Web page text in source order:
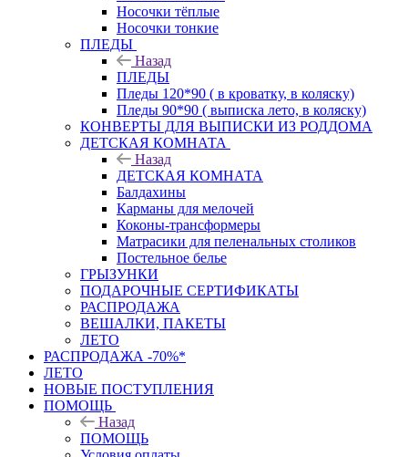
Носочки тёплые
Носочки тонкие
ПЛЕДЫ
Назад
ПЛЕДЫ
Пледы 120*90 ( в кроватку, в коляску)
Пледы 90*90 ( выписка лето, в коляску)
КОНВЕРТЫ ДЛЯ ВЫПИСКИ ИЗ РОДДОМА
ДЕТСКАЯ КОМНАТА
Назад
ДЕТСКАЯ КОМНАТА
Балдахины
Карманы для мелочей
Коконы-трансформеры
Матрасики для пеленальных столиков
Постельное белье
ГРЫЗУНКИ
ПОДАРОЧНЫЕ СЕРТИФИКАТЫ
РАСПРОДАЖА
ВЕШАЛКИ, ПАКЕТЫ
ЛЕТО
РАСПРОДАЖА -70%*
ЛЕТО
НОВЫЕ ПОСТУПЛЕНИЯ
ПОМОЩЬ
Назад
ПОМОЩЬ